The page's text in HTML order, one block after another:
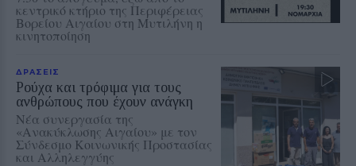
κεντρικό κτήριο της Περιφέρειας
Βορείου Αιγαίου στη Μυτιλήνη η
κινητοποίηση
ΔΡΑΣΕΙΣ
Ρούχα και τρόφιμα για τους
ανθρώπους που έχουν ανάγκη
Νέα συνεργασία της
«Ανακύκλωσης Αιγαίου» με τον
Σύνδεσμο Κοινωνικής Προστασίας
και Αλληλεγγύης